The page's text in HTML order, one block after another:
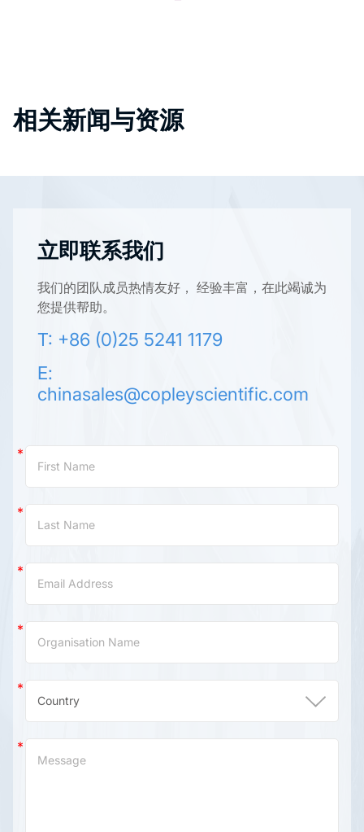
相关新闻与资源
立即联系我们
我们的团队成员热情友好， 经验丰富，在此竭诚为
您提供帮助。
T: +86 (0)25 5241 1179
E:
chinasales@copleyscientific.com
Us
(China)